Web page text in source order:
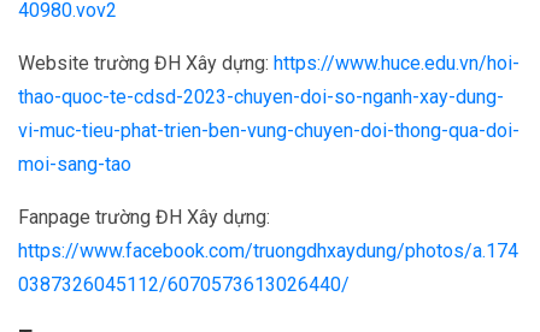
40980.vov2
Website trường ĐH Xây dựng: https://www.huce.edu.vn/hoi-
thao-quoc-te-cdsd-2023-chuyen-doi-so-nganh-xay-dung-
vi-muc-tieu-phat-trien-ben-vung-chuyen-doi-thong-qua-doi-
moi-sang-tao
Fanpage trường ĐH Xây dựng:
https://www.facebook.com/truongdhxaydung/photos/a.174
0387326045112/6070573613026440/